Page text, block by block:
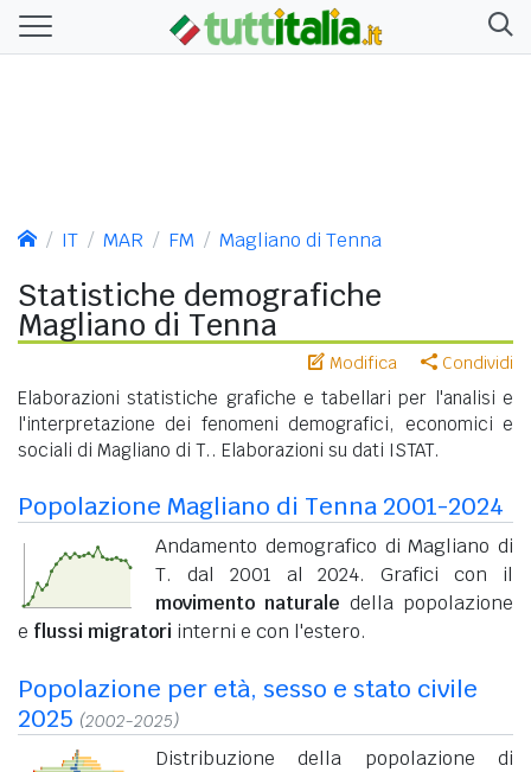
IT MAR FM Magliano di Tenna
Statistiche demografiche
Magliano di Tenna
Modifica Condividi
Elaborazioni statistiche grafiche e tabellari per l'analisi e
l'interpretazione dei fenomeni demografici, economici e
sociali di Magliano di T.. Elaborazioni su dati ISTAT.
Popolazione Magliano di Tenna 2001-2024
Andamento demografico di Magliano di
T. dal 2001 al 2024. Grafici con il
movimento naturale della popolazione
e flussi migratori interni e con l'estero.
Popolazione per età, sesso e stato civile
2025 (2002-2025)
Distribuzione della popolazione di